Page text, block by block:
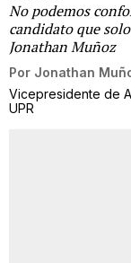
No podemos
candidato que
Jonathan Muñoz
Por Jonathan
Vicepresidente de
UPR